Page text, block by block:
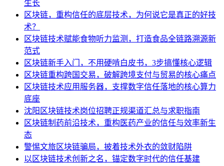
生长
区块链，重构信任的底层技术，为何说它是真正的好技
术？
区块链技术赋能食物听力监测，打造食品全链路溯源新
范式
区块链新手入门，不用硬啃白皮书，3步搞懂核心逻辑
区块链重构跨国交易，破解跨境支付与贸易的核心痛点
区块链技术应用服务器，支撑数字信任落地的核心算力
底座
沈阳区块链技术岗位招聘正规渠道汇总与求职指南
区块链制药前沿技术，重构医药产业的信任与效率新生
态
警惕文旅区块链骗局，披着技术外衣的敛财陷阱
以区块链技术创新之名，锚定数字时代的信任基建